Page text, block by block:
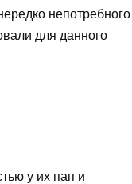
непотребного
для данного
у их пап и